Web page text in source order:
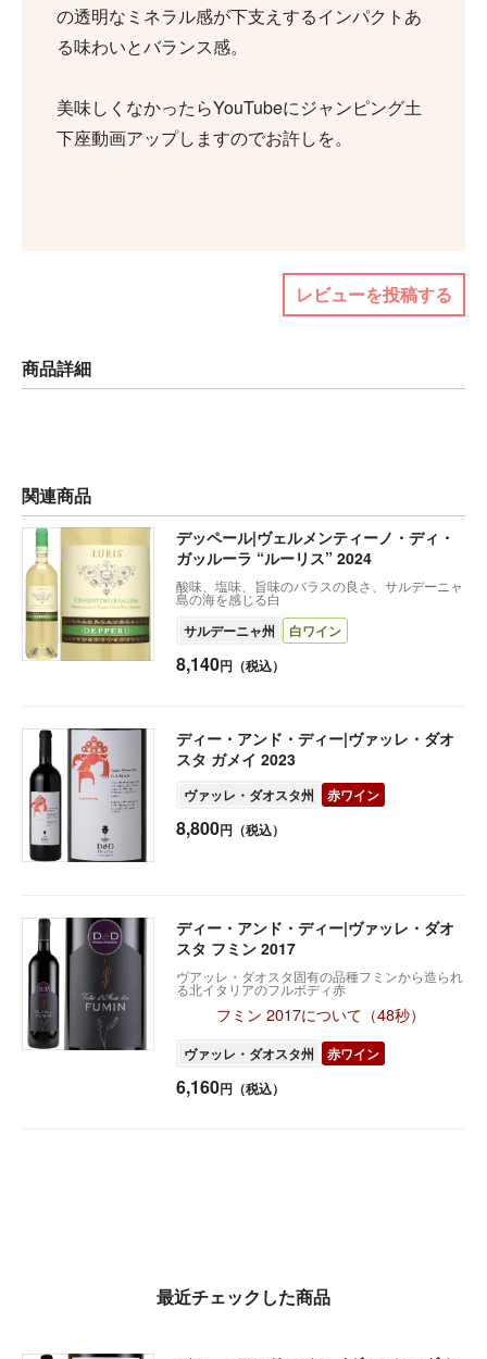
の透明なミネラル感が下支えするインパクトあ
る味わいとバランス感。
美味しくなかったらYouTubeにジャンピング土
下座動画アップしますのでお許しを。
レビューを投稿する
商品詳細
関連商品
デッペール|ヴェルメンティーノ・ディ・
ガッルーラ “ルーリス” 2024
酸味、塩味、旨味のバラスの良さ、サルデーニャ
島の海を感じる白
サルデーニャ州 白ワイン
8,140円（税込）
ディー・アンド・ディー|ヴァッレ・ダオ
スタ ガメイ 2023
ヴァッレ・ダオスタ州 赤ワイン
8,800円（税込）
ディー・アンド・ディー|ヴァッレ・ダオ
スタ フミン 2017
ヴアッレ・ダオスタ固有の品種フミンから造られ
る北イタリアのフルボディ赤
フミン 2017について（48秒）
ヴァッレ・ダオスタ州 赤ワイン
6,160円（税込）
最近チェックした商品